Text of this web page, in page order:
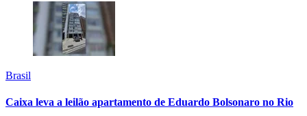
Brasil
Caixa leva a leilão apartamento de Eduardo Bolsonaro no Rio